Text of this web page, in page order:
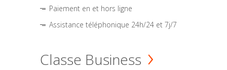
Paiement en et hors ligne
Assistance téléphonique 24h/24 et 7j/7
Classe Business